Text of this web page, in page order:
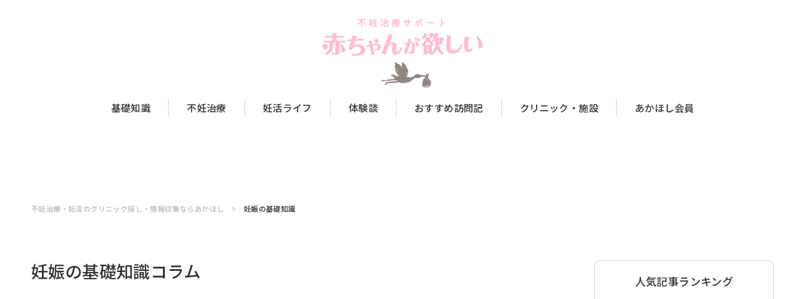
基礎知識 不妊治療 妊活ライフ 体験談 おすすめ訪問記 クリニック・施設 あかほし会員
不妊治療・妊活のクリニック探し・情報収集ならあかほし 妊娠の基礎知識
妊娠の基礎知識コラム 人気記事ランキング